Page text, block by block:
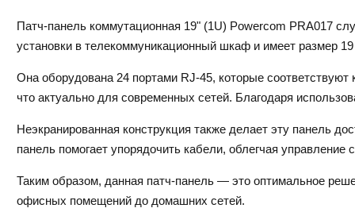
Патч-панель коммутационная 19" (1U) Powercom PRA017
установки в телекоммуникационный шкаф и имеет размер
Она оборудована 24 портами RJ-45, которые
что актуально для современных сетей. Благодаря
Неэкранированная конструкция также делает эту панель
панель помогает упорядочить кабели, облегчая
Таким образом, данная патч-панель — это оптимальное
офисных помещений до домашних сетей.